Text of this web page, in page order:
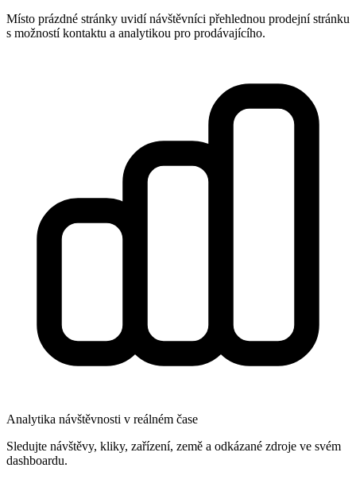
Místo prázdné stránky uvidí návštěvníci přehlednou prodejní stránku
s možností kontaktu a analytikou pro prodávajícího.
Analytika návštěvnosti v reálném čase
Sledujte návštěvy, kliky, zařízení, země a odkázané zdroje ve svém
dashboardu.